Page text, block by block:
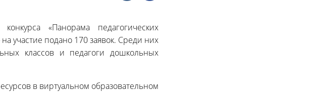
«Панорама педагогических
участие подано 170 заявок. Среди них
классов и педагоги дошкольных
в виртуальном образовательном